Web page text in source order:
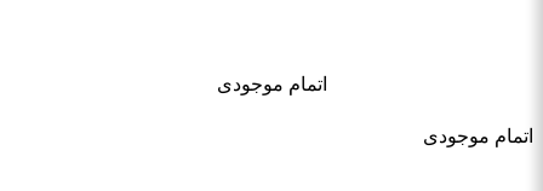
اتمام موجودی
اتمام موجودی